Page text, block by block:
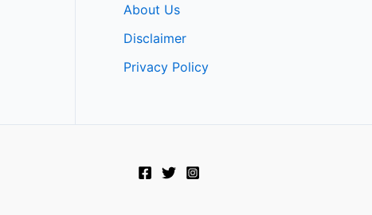
About Us
Disclaimer
Privacy Policy